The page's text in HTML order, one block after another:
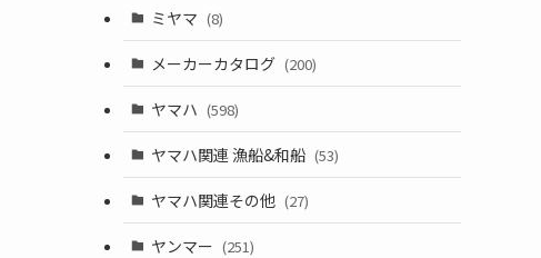
ミヤマ (8)
メーカーカタログ (200)
ヤマハ (598)
ヤマハ関連 漁船&和船 (53)
ヤマハ関連その他 (27)
ヤンマー (251)